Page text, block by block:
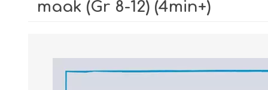
maak (Gr 8-12) (4min+)